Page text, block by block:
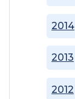
2012
2013
2014